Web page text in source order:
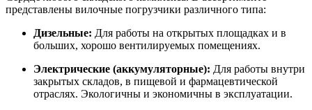
представлены вилочные погрузчики различного типа:
Дизельные: Для работы на открытых площадках и в
больших, хорошо вентилируемых помещениях.
Электрические (аккумуляторные): Для работы внутри
закрытых складов, в пищевой и фармацевтической
отраслях. Экологичны и экономичны в эксплуатации.